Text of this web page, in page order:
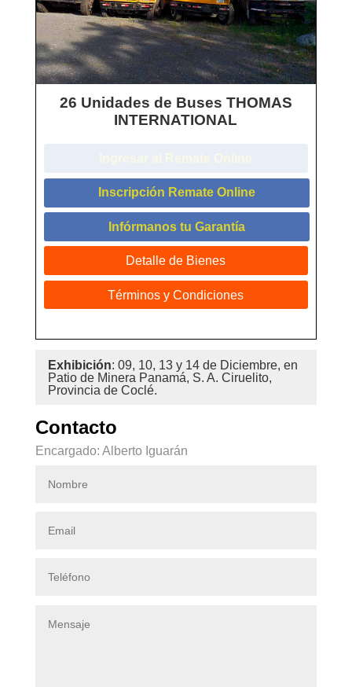
26 Unidades de Buses THOMAS
INTERNATIONAL
Inscripción Remate Online
Infórmanos tu Garantía
Detalle de Bienes
Términos y Condiciones
Exhibición: 09, 10, 13 y 14 de Diciembre, en
Patio de Minera Panamá, S. A. Ciruelito,
Provincia de Coclé.
Contacto
Encargado: Alberto Iguarán